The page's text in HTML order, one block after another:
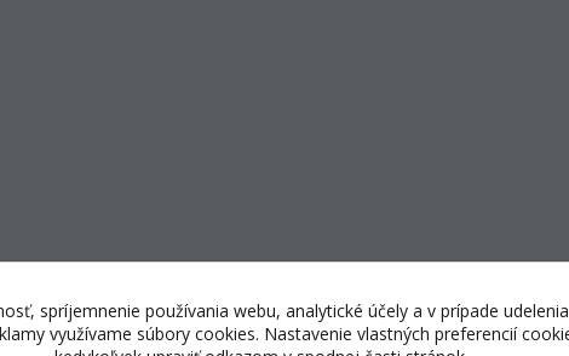
spríjemnenie používania webu, analytické účely a v prípade
využívame súbory cookies. Nastavenie vlastných preferencií